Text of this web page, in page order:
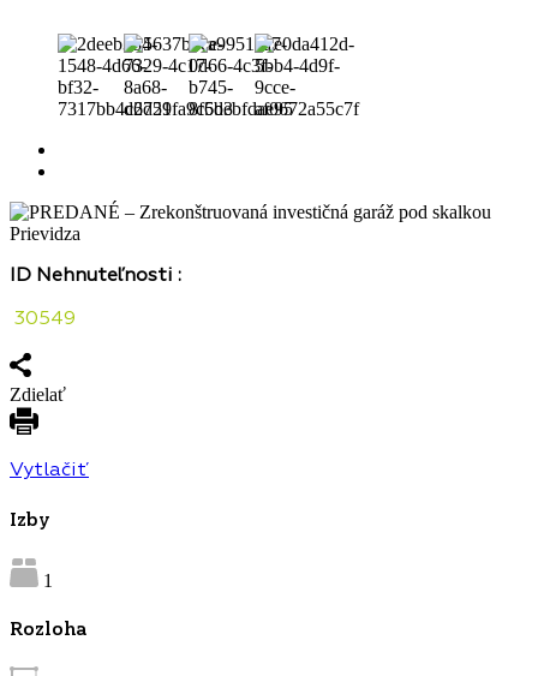
ID Nehnuteľnosti :
30549
Zdielať
Vytlačiť
Izby
1
Rozloha